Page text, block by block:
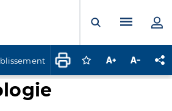
Ouvrir laMenu
Connectez-vous
Augmenter la